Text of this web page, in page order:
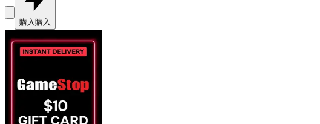
購入購入